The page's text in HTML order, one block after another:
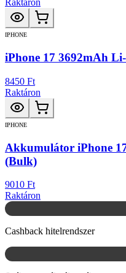
Raktáron
IPHONE
iPhone 17 3692mAh
8450 Ft
Raktáron
IPHONE
Akkumulátor iPhone
(Bulk)
9010 Ft
Raktáron
Cashback hitelrendszer